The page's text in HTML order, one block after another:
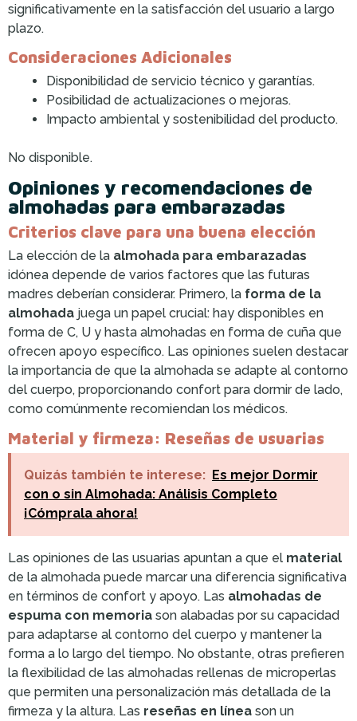
significativamente en la satisfacción del usuario a largo
plazo.
Consideraciones Adicionales
Disponibilidad de servicio técnico y garantías.
Posibilidad de actualizaciones o mejoras.
Impacto ambiental y sostenibilidad del producto.
No disponible.
Opiniones y recomendaciones de
almohadas para embarazadas
Criterios clave para una buena elección
La elección de la almohada para embarazadas
idónea depende de varios factores que las futuras
madres deberían considerar. Primero, la forma de la
almohada juega un papel crucial: hay disponibles en
forma de C, U y hasta almohadas en forma de cuña que
ofrecen apoyo específico. Las opiniones suelen destacar
la importancia de que la almohada se adapte al contorno
del cuerpo, proporcionando confort para dormir de lado,
como comúnmente recomiendan los médicos.
Material y firmeza: Reseñas de usuarias
Quizás también te interese: Es mejor Dormir
con o sin Almohada: Análisis Completo
¡Cómprala ahora!
Las opiniones de las usuarias apuntan a que el material
de la almohada puede marcar una diferencia significativa
en términos de confort y apoyo. Las almohadas de
espuma con memoria son alabadas por su capacidad
para adaptarse al contorno del cuerpo y mantener la
forma a lo largo del tiempo. No obstante, otras prefieren
la flexibilidad de las almohadas rellenas de microperlas
que permiten una personalización más detallada de la
firmeza y la altura. Las reseñas en línea son un